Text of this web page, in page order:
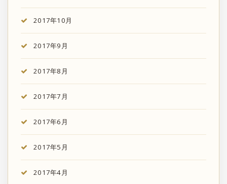
2017年10月
2017年9月
2017年8月
2017年7月
2017年6月
2017年5月
2017年4月